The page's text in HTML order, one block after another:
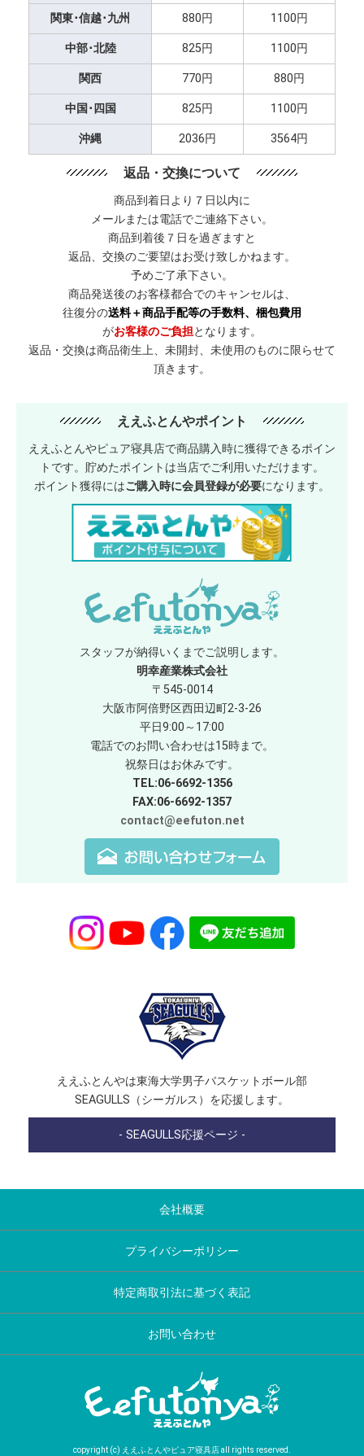
関東･信越･九州 880円 1100円
中部･北陸 825円 1100円
関西 770円 880円
中国･四国 825円 1100円
沖縄 2036円 3564円
返品・交換について
商品到着日より７日以内に
メールまたは電話でご連絡下さい。
商品到着後７日を過ぎますと
返品、交換のご要望はお受け致しかねます。
予めご了承下さい。
商品発送後のお客様都合でのキャンセルは、
往復分の送料＋商品手配等の手数料、梱包費用
がお客様のご負担となります。
返品・交換は商品衛生上、未開封、未使用のものに限らせて
頂きます。
ええふとんやポイント
ええふとんやピュア寝具店で商品購入時に獲得できるポイン
トです。貯めたポイントは当店でご利用いただけます。
ポイント獲得にはご購入時に会員登録が必要になります。
スタッフが納得いくまでご説明します。
明幸産業株式会社
〒545-0014
大阪市阿倍野区西田辺町2-3-26
平日9:00～17:00
電話でのお問い合わせは15時まで。
祝祭日はお休みです。
TEL:06-6692-1356
FAX:06-6692-1357
contact@eefuton.net
ええふとんやは東海大学男子バスケットボール部
SEAGULLS（シーガルス）を応援します。
- SEAGULLS応援ページ -
会社概要
プライバシーポリシー
特定商取引法に基づく表記
お問い合わせ
copyright (c) ええふとんやピュア寝具店 all rights reserved.